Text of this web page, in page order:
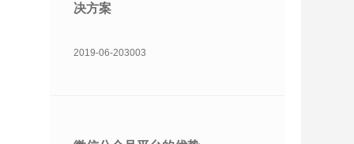
决方案
2019-06-203003